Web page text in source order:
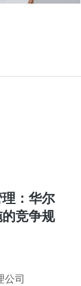
：华尔
竞争规
公司